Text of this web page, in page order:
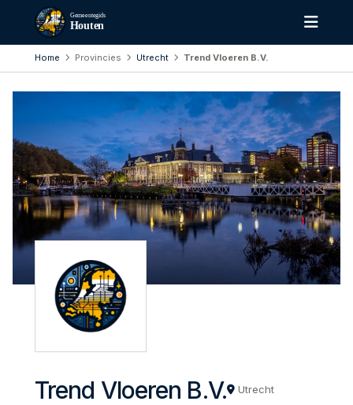
Gemeentegids
Houten
Home Provincies Utrecht Trend Vloeren B.V.
Trend Vloeren B.V. Utrecht